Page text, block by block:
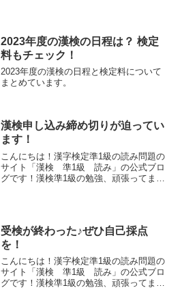
2023年度の漢検の日程は？ 検定
料もチェック！
2023年度の漢検の日程と検定料について
まとめています。
漢検申し込み締め切りが迫ってい
ます！
こんにちは！漢字検定準1級の読み問題の
サイト「漢検 準1級 読み」の公式ブロ
グです！漢検準1級の勉強、頑張ってます
受検が終わった♪ぜひ自己採点
を！
こんにちは！漢字検定準1級の読み問題の
サイト「漢検 準1級 読み」の公式ブロ
グです！漢検準1級の勉強、頑張ってます